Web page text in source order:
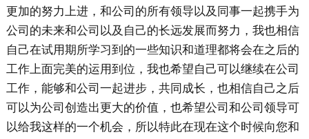
更加的努力上进，和公司的所有领导以及同事一起携手为
公司的未来和公司以及自己的长远发展而努力，我也相信
自己在试用期所学习到的一些知识和道理都将会在之后的
工作上面完美的运用到位，我也希望自己可以继续在公司
工作，能够和公司一起进步，共同成长，也相信自己之后
可以为公司创造出更大的价值，也希望公司和公司领导可
以给我这样的一个机会，所以特此在现在这个时候向您和